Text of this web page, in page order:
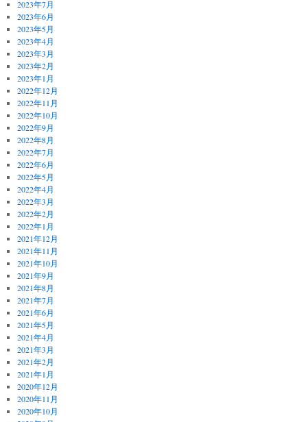
2023年7月
2023年6月
2023年5月
2023年4月
2023年3月
2023年2月
2023年1月
2022年12月
2022年11月
2022年10月
2022年9月
2022年8月
2022年7月
2022年6月
2022年5月
2022年4月
2022年3月
2022年2月
2022年1月
2021年12月
2021年11月
2021年10月
2021年9月
2021年8月
2021年7月
2021年6月
2021年5月
2021年4月
2021年3月
2021年2月
2021年1月
2020年12月
2020年11月
2020年10月